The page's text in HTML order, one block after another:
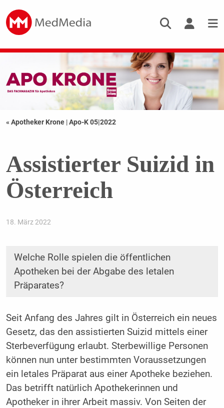
« Apotheker Krone |Apo-K 05|2022
Assistierter Suizid in
Österreich
18. März 2022
Welche Rolle spielen die öffentlichen
Apotheken bei der Abgabe des letalen
Präparates?
Seit Anfang des Jahres gilt in Österreich ein neues
Gesetz, das den assistierten Suizid mittels einer
Sterbeverfügung erlaubt. Sterbewillige Personen
können nun unter bestimmten Voraussetzungen
ein letales Präparat aus einer Apotheke beziehen.
Das betrifft natürlich Apothekerinnen und
Apotheker in ihrer Arbeit massiv. Von Seiten der